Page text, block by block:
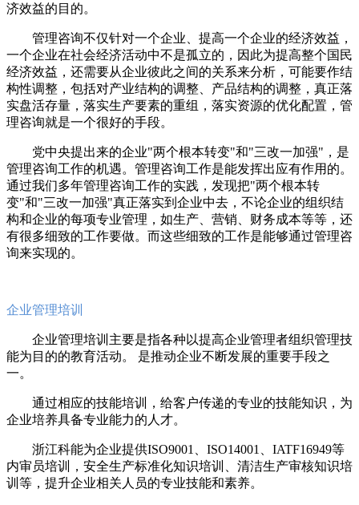
济效益的目的。
管理咨询不仅针对一个企业、提高一个企业的经济效益，
一个企业在社会经济活动中不是孤立的，因此为提高整个国民
经济效益，还需要从企业彼此之间的关系来分析，可能要作结
构性调整，包括对产业结构的调整、产品结构的调整，真正落
实盘活存量，落实生产要素的重组，落实资源的优化配置，管
理咨询就是一个很好的手段。
党中央提出来的企业"两个根本转变"和"三改一加强"，是
管理咨询工作的机遇。管理咨询工作是能发挥出应有作用的。
通过我们多年管理咨询工作的实践，发现把"两个根本转
变"和"三改一加强"真正落实到企业中去，不论企业的组织结
构和企业的每项专业管理，如生产、营销、财务成本等等，还
有很多细致的工作要做。而这些细致的工作是能够通过管理咨
询来实现的。
企业管理培训
企业管理培训主要是指各种以提高企业管理者组织管理技
能为目的的教育活动。 是推动企业不断发展的重要手段之
一。
通过相应的技能培训，给客户传递的专业的技能知识，为
企业培养具备专业能力的人才。
浙江科能为企业提供ISO9001、ISO14001、IATF16949等
内审员培训，安全生产标准化知识培训、清洁生产审核知识培
训等，提升企业相关人员的专业技能和素养。